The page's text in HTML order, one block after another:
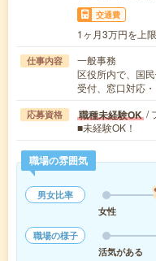
交通費
1ヶ月3万円を上
仕事内容
一般事務
区役所内で、国
受付、窓口対応
応募資格 職種未経験OK /
■未経験OK！
職場の雰囲気
男女比率
女性
職場の様子
活気がある